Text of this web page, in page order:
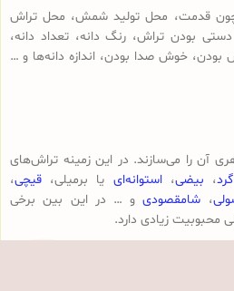
قدمت، محل تولید شمش، محل تراش
بودن تراش، رنگ دانه، تعداد دانه،
خوش صدا بودن، اندازه دانه‌ها و …
آن را می‌سازند. در این زمینه تراش‌های
گرد، بیضی،استوانه‌ای یا برمیلی، قیچی،
، شامقصودیو … در این بین برخی
محبوبیت زیادی دارد.